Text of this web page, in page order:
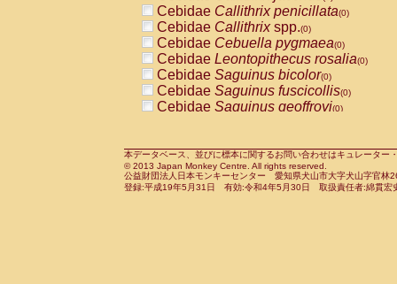
PitheciidaePithecia pithecia(0)
CercopithecidaeCercocebus agilis
CercopithecidaeCercocebus
CercopithecidaeCercocebus
CercopithecidaeCercocebus
CercopithecidaeCercocebus
CercopithecidaeCercocebushybrid
CercopithecidaePapio anubis(0)
CercopithecidaePapio cynocephalus
CercopithecidaePapio hamadryas(0)
Cebidae Callithrix penicillata(0)
Cebidae Callithrixspp.(0)
Cebidae Cebuella pygmaea(0)
Cebidae Leontopithecus rosalia(0)
Cebidae Saguinus bicolor(0)
Cebidae Saguinus fuscicollis(0)
Cebidae Saguinus geoffroyi(0)
CebidaeSaguinus leucopus(0)
CebidaeSaguinus midas(0)
Cebidae Saguinus mystax(0)
本データベース、並びに標本に関するお問い合わせはキュレータ
© 2013 Japan Monkey Centre. All rights reserved.
公益財団法人日本モンキーセンター 愛知県犬山市大字犬山字官
登録:平成19年5月31日 有効:令和4年5月30日 取扱責任者:綿貫宏